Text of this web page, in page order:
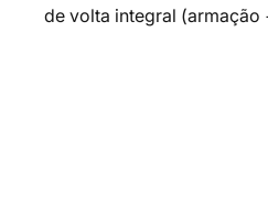
de volta integral (armação